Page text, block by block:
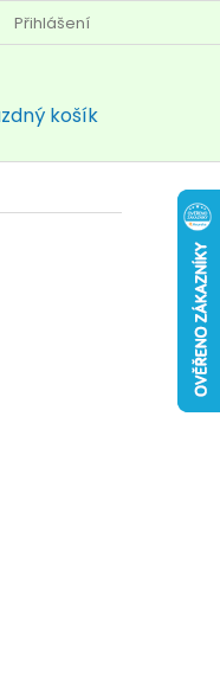
Přihlášení
košík